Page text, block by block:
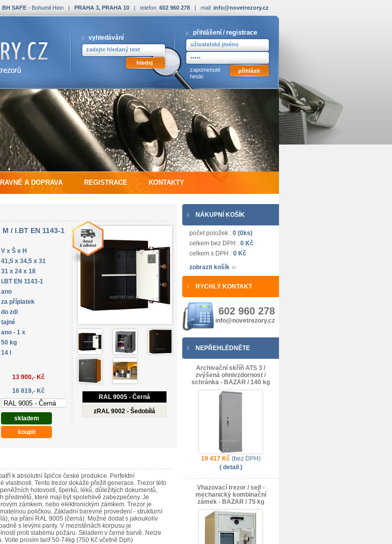
BH SAFE - Bohumil Hein | PRAHA 3, PRAHA 10 | telefon: 602 960 278 | mail: info@novetrezory.cz
vyhledávání
přihlášení / registrace
zapomenuté
heslo
A DOPRAVA REGISTRACE KONTAKTY
RAL 9005 - Černá
zRAL 9002 - Šedobílá
/ I.BT EN 1143-1
V x Š x H
41,5 x 34,5 x 31
31 x 24 x 18
I.BT EN 1143-1
ano
za příplatek
do zdi
tajné
ano - 1 x
50 kg
14 l
13 900,- Kč
16 819,- Kč
skladem
k absolutní špičce české produkce. Perfektní
vlastnosti. Tento trezor dokáže přežít generace. Trezor této
hotovostí, šperků, léků, důležitých dokumentů,
předmětů, které mají být spolehlivě zabezpečeny. Je
zámkem, nebo elektronickým zámkem. Trezor je
poličkou. Základní barevné provedení - strukturní
na přání RAL 9005 (černá). Možné dodat s jakoukoliv
s levými panty. V mezistěnách korpusu je
proti slabému požáru. Skladem v černé barvě. Nelze
Volte prosím tarif 50-74kg (750 Kč včetně Dph)
NÁKUPNÍ KOŠÍK
počet položek : 0 (0ks)
celkem bez DPH : 0 Kč
celkem s DPH : 0 Kč
zobrazit košík
RYCHLÝ KONTAKT
602 960 278
info@novetrezory.cz
NEPŘEHLÉDNĚTE
Archivační skříň ATS 3 /
zvýšená ohnivzdornost /
schránka - BAZAR / 140 kg
19 417 Kč(bez DPH)
( detail )
Vhazovací trezor / sejf -
mechanický kombinační
zámek - BAZAR / 75 kg